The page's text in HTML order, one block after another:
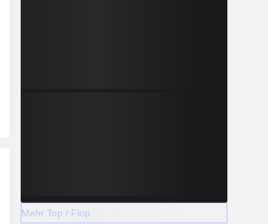
Mehr Top / Flop